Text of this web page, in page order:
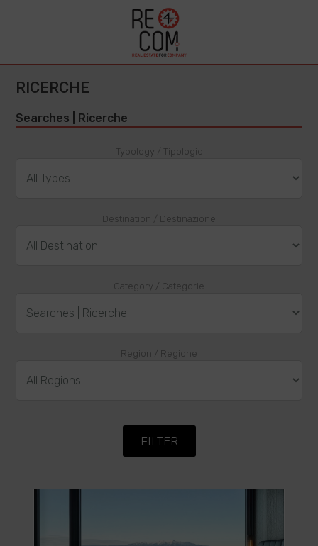
RICERCHE
Searches | Ricerche
Typology / Tipologie
Destination / Destinazione
Category / Categorie
Region / Regione